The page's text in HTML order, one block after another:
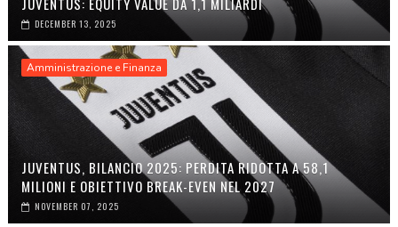
DECEMBER 13, 2025
Amministrazione e Finanza
JUVENTUS, BILANCIO 2025: PERDITA RIDOTTA A 58,1
MILIONI E OBIETTIVO BREAK-EVEN NEL 2027
NOVEMBER 07, 2025